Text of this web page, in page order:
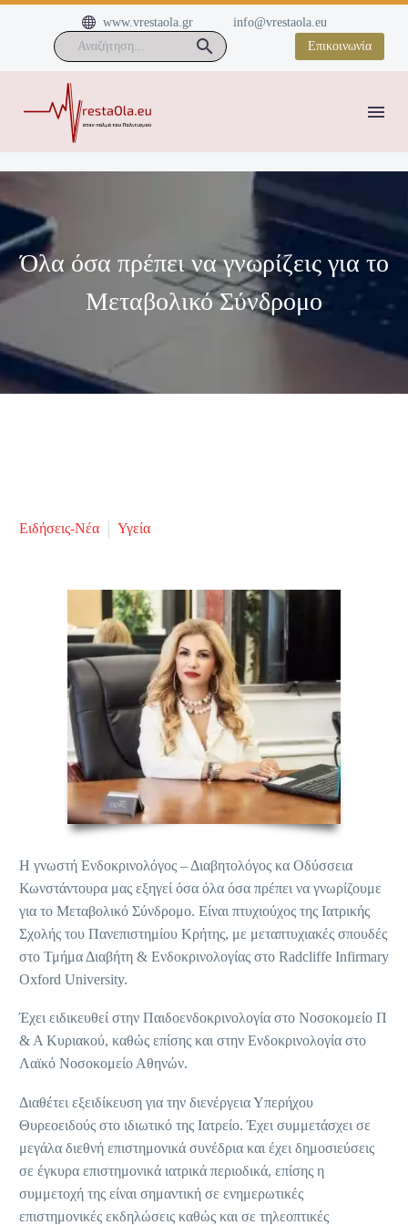

 www.vrestaola.gr
info@vrestaola.eu
Επικοινωνία
Όλα όσα πρέπει να γνωρίζεις για το
Μεταβολικό Σύνδρομο
Ειδήσεις-Νέα Υγεία
Η γνωστή Ενδοκρινολόγος – Διαβητολόγος κα Οδύσσεια
Κωνστάντουρα μας εξηγεί όσα όλα όσα πρέπει να γνωρίζουμε
για το Μεταβολικό Σύνδρομο. Είναι πτυχιούχος της Ιατρικής
Σχολής του Πανεπιστημίου Κρήτης, με μεταπτυχιακές σπουδές
στο Τμήμα Διαβήτη & Ενδοκρινολογίας στο Radcliffe Infirmary
Oxford University.
Έχει ειδικευθεί στην Παιδοενδοκρινολογία στο Νοσοκομείο Π
& Α Κυριακού, καθώς επίσης και στην Ενδοκρινολογία στο
Λαϊκό Νοσοκομείο Αθηνών.
Διαθέτει εξειδίκευση για την διενέργεια Υπερήχου
Θυρεοειδούς στο ιδιωτικό της Ιατρείο. Έχει συμμετάσχει σε
μεγάλα διεθνή επιστημονικά συνέδρια και έχει δημοσιεύσεις
σε έγκυρα επιστημονικά ιατρικά περιοδικά, επίσης η
συμμετοχή της είναι σημαντική σε ενημερωτικές
επιστημονικές εκδηλώσεις καθώς και σε τηλεοπτικές